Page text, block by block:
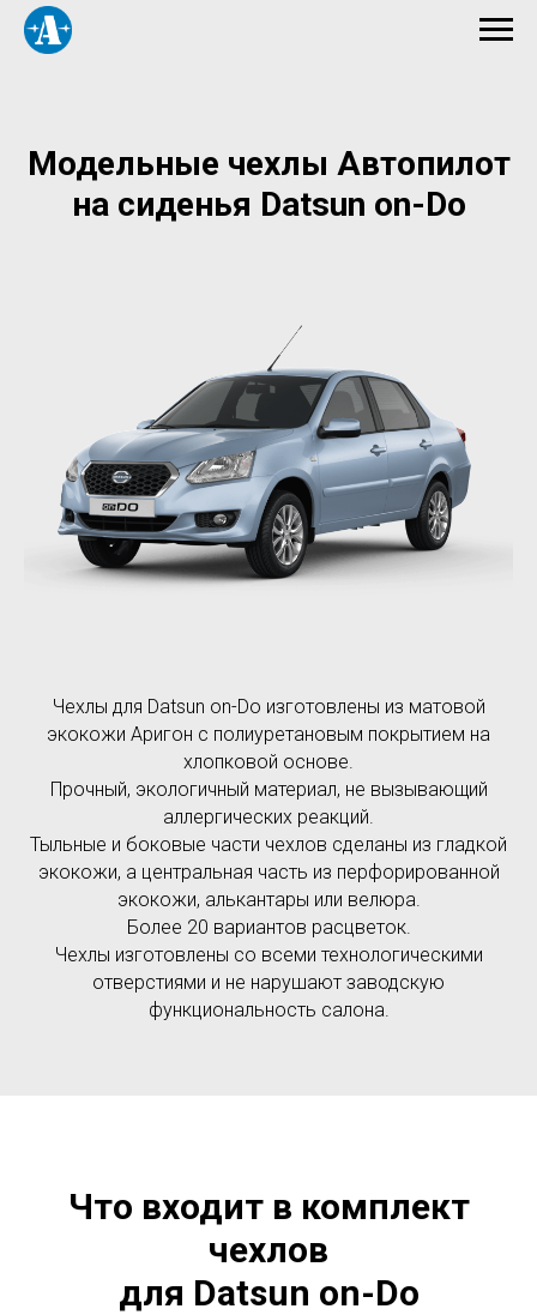
Модельные чехлы Автопилот
на сиденья Datsun on-Do
Чехлы для Datsun on-Do изготовлены из матовой
экокожи Аригон с полиуретановым покрытием на
хлопковой основе.
Прочный, экологичный материал, не вызывающий
аллергических реакций.
Тыльные и боковые части чехлов сделаны из гладкой
экокожи, а центральная часть из перфорированной
экокожи, алькантары или велюра.
Более 20 вариантов расцветок.
Чехлы изготовлены со всеми технологическими
отверстиями и не нарушают заводскую
функциональность салона.
Что входит в комплект
чехлов
для Datsun on-Do